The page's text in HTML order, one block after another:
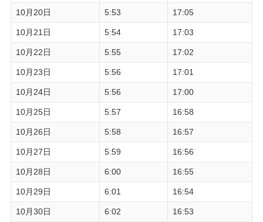
10月20日 5:53 17:05
10月21日 5:54 17:03
10月22日 5:55 17:02
10月23日 5:56 17:01
10月24日 5:56 17:00
10月25日 5:57 16:58
10月26日 5:58 16:57
10月27日 5:59 16:56
10月28日 6:00 16:55
10月29日 6:01 16:54
10月30日 6:02 16:53